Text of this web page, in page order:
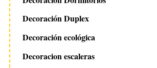
Decoración Duplex
Decoración ecológica
Decoracion escaleras